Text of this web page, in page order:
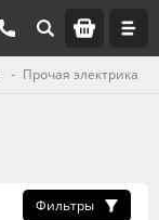
Прочая электрика
Фильтры